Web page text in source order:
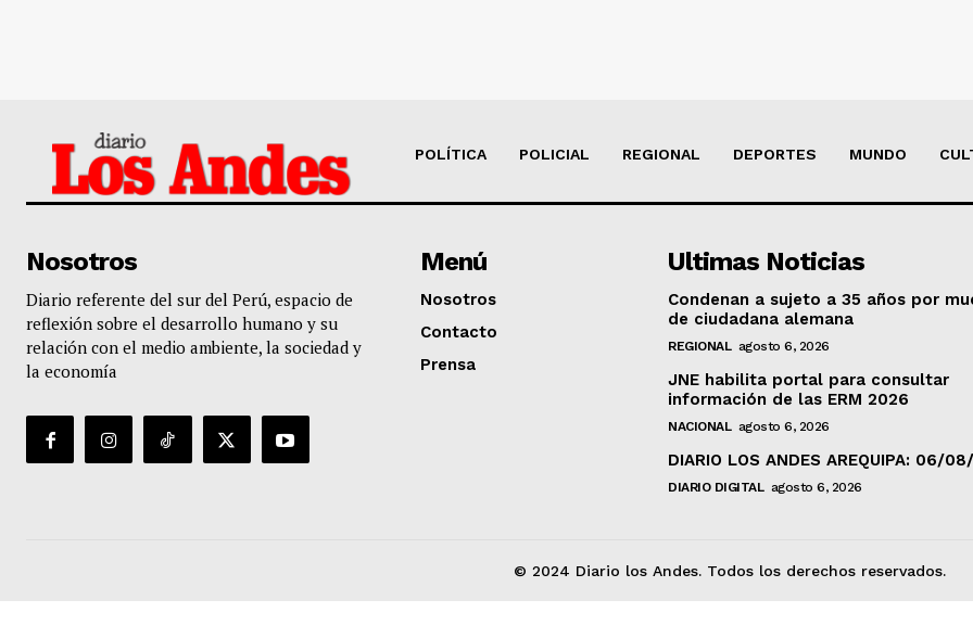
POLÍTICA POLICIAL REGIONAL DEPORTES MUNDO
Nosotros
Diario referente del sur del Perú, espacio de
reflexión sobre el desarrollo humano y su
relación con el medio ambiente, la sociedad y
la economía
Menú
Nosotros
Contacto
Prensa
Ultimas Noticias
Condenan a sujeto a 35 años por
de ciudadana alemana
REGIONAL agosto 6, 2026
JNE habilita portal para consultar
información de las ERM 2026
NACIONAL agosto 6, 2026
DIARIO LOS ANDES AREQUIPA: 06/
DIARIO DIGITAL agosto 6, 2026
© 2024 Diario los Andes. Todos los derechos reservados.